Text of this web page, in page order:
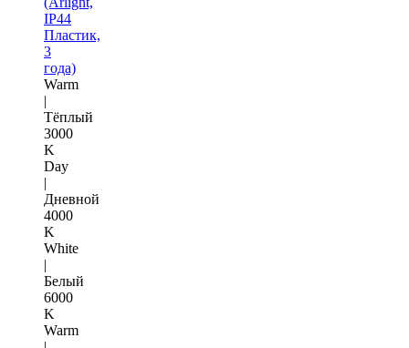
IP44
Пластик,
3
года)
Warm
|
Тёплый
3000
K
Day
|
Дневной
4000
K
White
|
Белый
6000
K
Warm